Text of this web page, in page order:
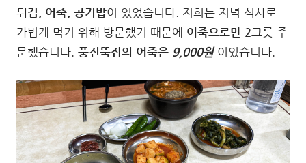
튀김, 어죽, 공기밥이 있었습니다. 저희는 저녁 식사로
가볍게 먹기 위해 방문했기 때문에 어죽으로만 2그릇 주
문했습니다. 풍전뚝집의 어죽은 9,000원이었습니다.